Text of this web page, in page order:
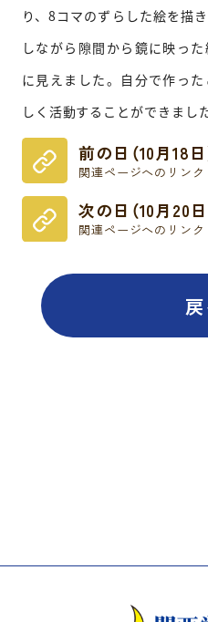
り、8コマのずらした絵を描
しながら隙間から鏡に映っ
に見えました。自分で作っ
しく活動することができました
前の日（10月18日
関連ページへのリンク
次の日（10月20日
関連ページへのリンク
戻